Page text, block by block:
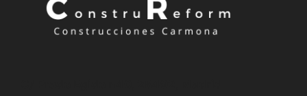
y de 18:00 h. a 20:00 h.